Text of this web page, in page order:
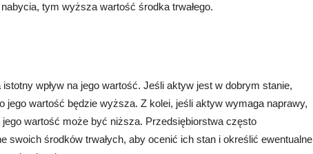
tym wyższa wartość środka trwałego.
wpływ na jego wartość. Jeśli aktyw jest w dobrym stanie,
jego wartość będzie wyższa. Z kolei, jeśli aktyw wymaga naprawy,
jego wartość może być niższa. Przedsiębiorstwa często
swoich środków trwałych, aby ocenić ich stan i określić ewentualne